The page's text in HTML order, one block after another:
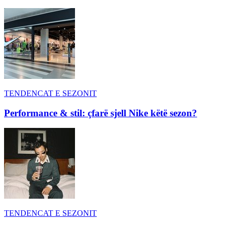
TENDENCAT E SEZONIT
Performance & stil: çfarë sjell Nike këtë sezon?
TENDENCAT E SEZONIT